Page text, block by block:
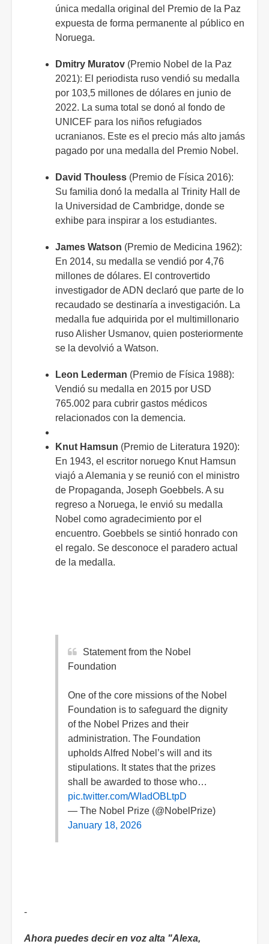
única medalla original del Premio de la Paz
expuesta de forma permanente al público en
Noruega.
Dmitry Muratov (Premio Nobel de la Paz
2021): El periodista ruso vendió su medalla
por 103,5 millones de dólares en junio de
2022. La suma total se donó al fondo de
UNICEF para los niños refugiados
ucranianos. Este es el precio más alto jamás
pagado por una medalla del Premio Nobel.
David Thouless (Premio de Física 2016):
Su familia donó la medalla al Trinity Hall de
la Universidad de Cambridge, donde se
exhibe para inspirar a los estudiantes.
James Watson (Premio de Medicina 1962):
En 2014, su medalla se vendió por 4,76
millones de dólares. El controvertido
investigador de ADN declaró que parte de lo
recaudado se destinaría a investigación. La
medalla fue adquirida por el multimillonario
ruso Alisher Usmanov, quien posteriormente
se la devolvió a Watson.
Leon Lederman (Premio de Física 1988):
Vendió su medalla en 2015 por USD
765.002 para cubrir gastos médicos
relacionados con la demencia.
Knut Hamsun (Premio de Literatura 1920):
En 1943, el escritor noruego Knut Hamsun
viajó a Alemania y se reunió con el ministro
de Propaganda, Joseph Goebbels. A su
regreso a Noruega, le envió su medalla
Nobel como agradecimiento por el
encuentro. Goebbels se sintió honrado con
el regalo. Se desconoce el paradero actual
de la medalla.
Statement from the Nobel
Foundation
One of the core missions of the Nobel
Foundation is to safeguard the dignity
of the Nobel Prizes and their
administration. The Foundation
upholds Alfred Nobel’s will and its
stipulations. It states that the prizes
shall be awarded to those who…
pic.twitter.com/WIadOBLtpD
— The Nobel Prize (@NobelPrize)
January 18, 2026
-
Ahora puedes decir en voz alta "Alexa,